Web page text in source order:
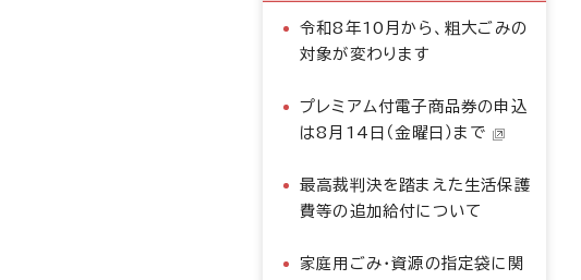
令和8年10月から、粗大ごみの
対象が変わります
プレミアム付電子商品券の申込
は8月14日（金曜日）まで
最高裁判決を踏まえた生活保護
費等の追加給付について
家庭用ごみ・資源の指定袋に関